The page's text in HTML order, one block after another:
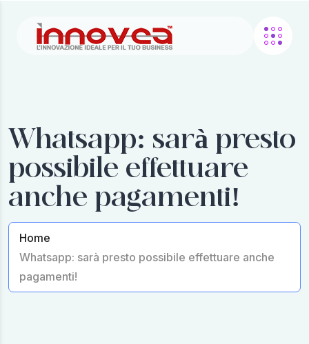
Whatsapp: sarà presto
possibile effettuare
anche pagamenti!
Home
Whatsapp: sarà presto possibile effettuare anche
pagamenti!